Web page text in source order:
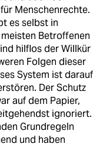
Menschenrechte.
es selbst in
Betroffenen
hilflos der Willkür
Folgen dieser
System ist darauf
Der Schutz
auf dem Papier,
ignoriert.
Grundregeln
und haben